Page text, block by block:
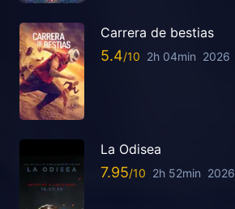
Carrera de bestias
5.4 2h 04min 2026
La Odisea
7.95 2h 52min 2026